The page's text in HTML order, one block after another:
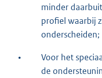
minder
profiel waarbij
onderscheiden;
•
Voor het
de